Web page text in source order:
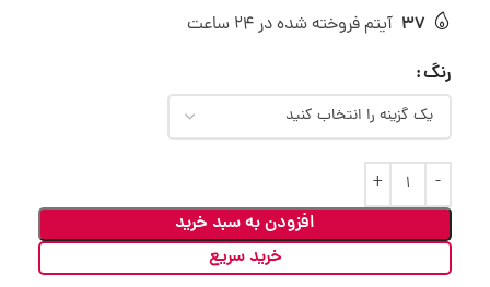
37 آیتم فروخته شده در 24 ساعت
رنگ
افزودن به سبد خرید
خرید سریع